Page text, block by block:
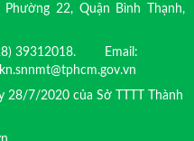
22, Quận Bình Thạnh,
39312018. Email:
28/7/2020 của Sở TTTT Thành